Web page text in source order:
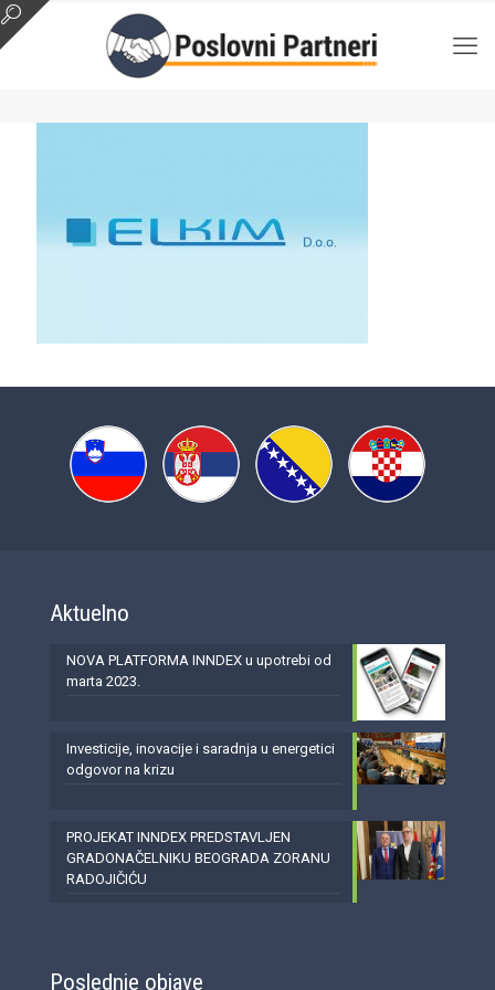
Aktuelno
NOVA PLATFORMA INNDEX u upotrebi od
marta 2023.
Investicije, inovacije i saradnja u energetici
odgovor na krizu
PROJEKAT INNDEX PREDSTAVLJEN
GRADONAČELNIKU BEOGRADA ZORANU
RADOJIČIĆU
Poslednje objave